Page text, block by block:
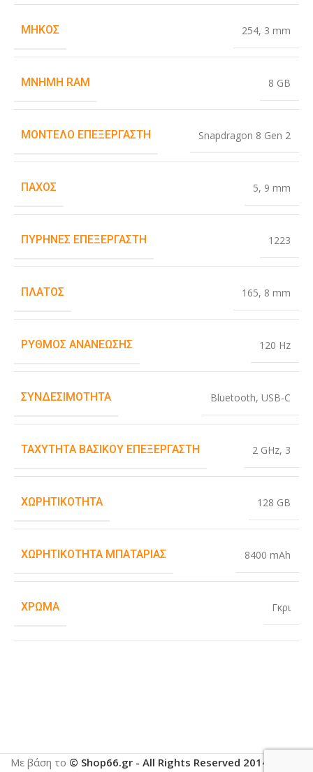
ΜΉΚΟΣ 254, 3 mm
ΜΝΉΜΗ RAM 8 GB
ΜΟΝΤΈΛΟ ΕΠΕΞΕΡΓΑΣΤΉ Snapdragon 8 Gen 2
ΠΆΧΟΣ 5, 9 mm
ΠΥΡΉΝΕΣ ΕΠΕΞΕΡΓΑΣΤΉ 1223
ΠΛΆΤΟΣ 165, 8 mm
ΡΥΘΜΌΣ ΑΝΑΝΈΩΣΗΣ 120 Hz
ΣΥΝΔΕΣΙΜΌΤΗΤΑ Bluetooth, USB-C
ΤΑΧΎΤΗΤΑ ΒΑΣΙΚΟΎ ΕΠΕΞΕΡΓΑΣΤΉ 2 GHz, 3
ΧΩΡΗΤΙΚΌΤΗΤΑ 128 GB
ΧΩΡΗΤΙΚΌΤΗΤΑ ΜΠΑΤΑΡΊΑΣ 8400 mAh
ΧΡΏΜΑ Γκρι
Με βάση το © Shop66.gr - All Rights Reserved 2014-2025